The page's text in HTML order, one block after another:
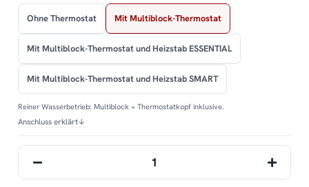
Ohne Thermostat Mit Multiblock-Thermostat
Mit Multiblock-Thermostat und Heizstab ESSENTIAL
Mit Multiblock-Thermostat und Heizstab SMART
Reiner Wasserbetrieb: Multiblock + Thermostatkopf inklusive.
Anschluss erklärt↓